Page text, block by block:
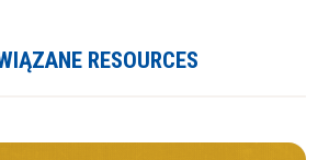
RESOURCES